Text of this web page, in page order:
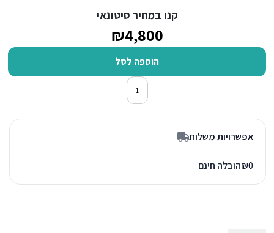
קנו במחיר סיטונאי
₪4,800
הוספה לסל
כמות של תנור אפיה בילד אין בוש HBG7341W1 לבן
אפשרויות משלוח
₪0 הובלה חינם